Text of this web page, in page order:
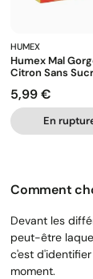
HUMEX
Humex Mal
Citron Sans
Prix
5,99 €
En
Comment
Devant les
peut-être
c'est
moment.